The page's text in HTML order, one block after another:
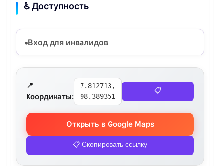
♿ Доступность
Вход для инвалидов
📍
Координаты:
7.812713,
98.389351
📋
Открыть в Google Maps
📋 Скопировать ссылку